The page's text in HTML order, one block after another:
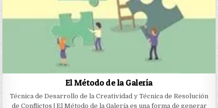
El Método de la Galería
Técnica de Desarrollo de la Creatividad y Técnica de Resolución
de Conflictos | El Método de la Galería es una forma de generar